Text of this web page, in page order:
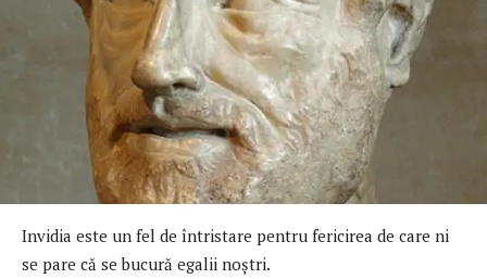
Invidia este un fel de întristare pentru fericirea de care ni
se pare că se bucură egalii noștri.